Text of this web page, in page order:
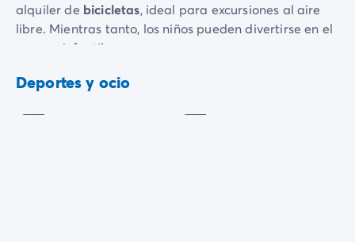
alquiler de bicicletas, ideal para excursiones al aire
libre. Mientras tanto, los niños pueden divertirse en el
parque infantil.
En cuanto alocio nocturno
espectáculos y bailes en el programa. Los amantes de
Deportes y ocio
Tenis
Incluido